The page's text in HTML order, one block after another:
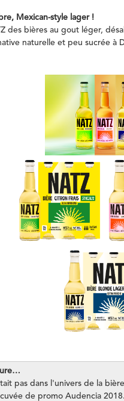
Mexican-style lager !
des bières au gout léger,
naturelle et peu sucrée à
pas dans l'univers de la
de promo Audencia